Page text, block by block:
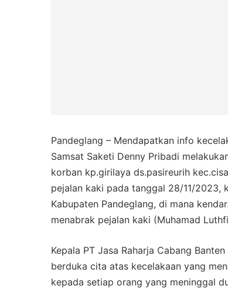
Pandeglang – Mendapatkan info
Samsat Saketi Denny Pribadi
korban kp.girilaya ds.pasireurih
pejalan kaki pada tanggal 28/11/2023,
Kabupaten Pandeglang, di mana
menabrak pejalan kaki (Muhamad
Kepala PT Jasa Raharja Cabang
berduka cita atas kecelakaan yang
kepada setiap orang yang meninggal